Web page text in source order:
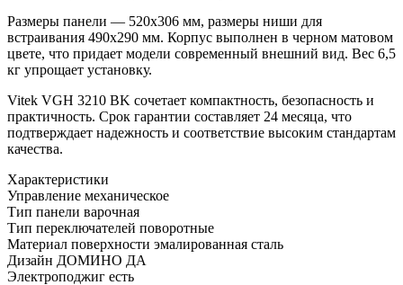
Размеры панели — 520x306 мм, размеры ниши для
встраивания 490х290 мм. Корпус выполнен в черном матовом
цвете, что придает модели современный внешний вид. Вес 6,5
кг упрощает установку.
Vitek VGH 3210 BK сочетает компактность, безопасность и
практичность. Срок гарантии составляет 24 месяца, что
подтверждает надежность и соответствие высоким стандартам
качества.
Характеристики
Управление механическое
Тип панели варочная
Тип переключателей поворотные
Материал поверхности эмалированная сталь
Дизайн ДОМИНО ДА
Электроподжиг есть